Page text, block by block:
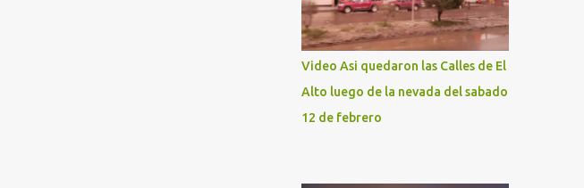
Video Asi quedaron las Calles de El
Alto luego de la nevada del sabado
12 de febrero